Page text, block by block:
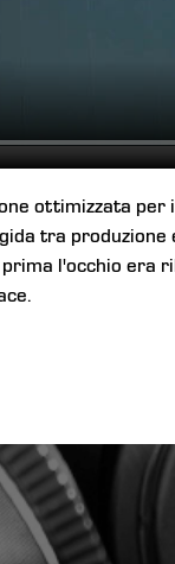
ottimizzata per
tra
l'occhio era